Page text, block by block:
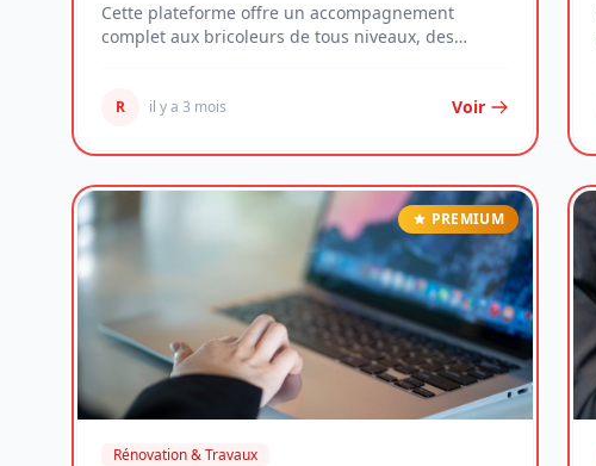
Cette plateforme offre un accompagnement
complet aux bricoleurs de tous niveaux, des
R il y a 3 mois Voir
PREMIUM
Rénovation & Travaux